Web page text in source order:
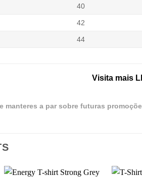
40
42
44
Visita mais
manteres a par sobre futuras